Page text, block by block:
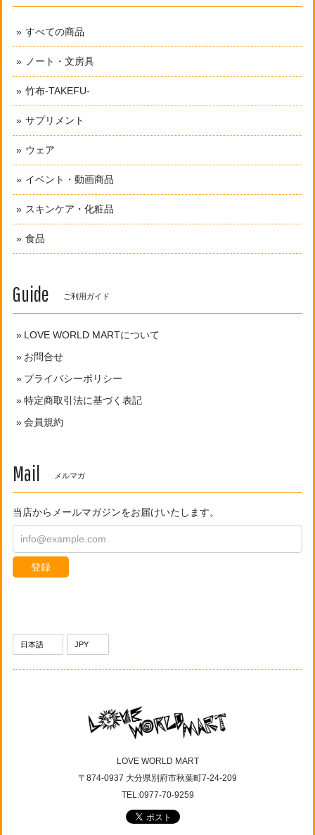
すべての商品
ノート・文房具
竹布-TAKEFU-
サプリメント
ウェア
イベント・動画商品
スキンケア・化粧品
食品
Guide ご利用ガイド
LOVE WORLD MARTについて
お問合せ
プライバシーポリシー
特定商取引法に基づく表記
会員規約
Mail メルマガ
当店からメールマガジンをお届けいたします。
登録
LOVE WORLD MART
〒874-0937 大分県別府市秋葉町7-24-209
TEL:0977-70-9259